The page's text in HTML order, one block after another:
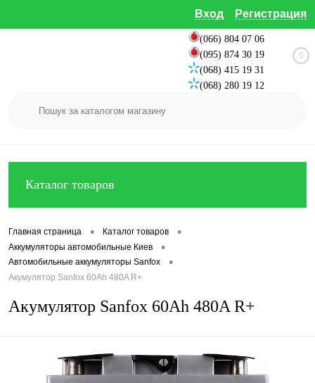
Вход Регистрация
(066) 804 07 06
(095) 874 30 19
(068) 415 19 31
(068) 280 19 12
0
Каталог товаров
Главная страница • Каталог товаров •
Аккумуляторы автомобильные Киев •
Автомобильные аккумуляторы Sanfox •
Акумулятор Sanfox 60Ah 480A R+
Акумулятор Sanfox 60Ah 480A R+